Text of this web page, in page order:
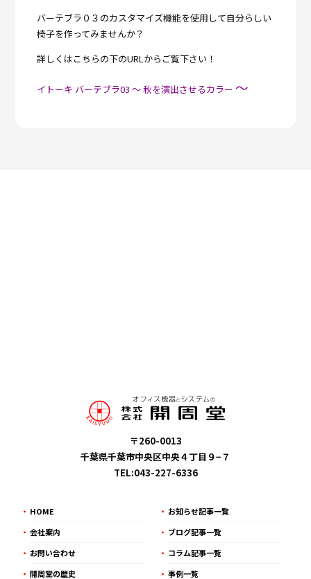
バーテブラ０３のカスタマイズ機能を使用して自分らしい
椅子を作ってみませんか？
詳しくはこちらの下のURLからご覧下さい！
イトーキ バーテブラ03 ～ 秋を演出させるカラー ～
〒260-0013
千葉県千葉市中央区中央４丁目９−７
TEL:043-227-6336
HOME
会社案内
お問い合わせ
開周堂の歴史
お知らせ記事一覧
ブログ記事一覧
コラム記事一覧
事例一覧